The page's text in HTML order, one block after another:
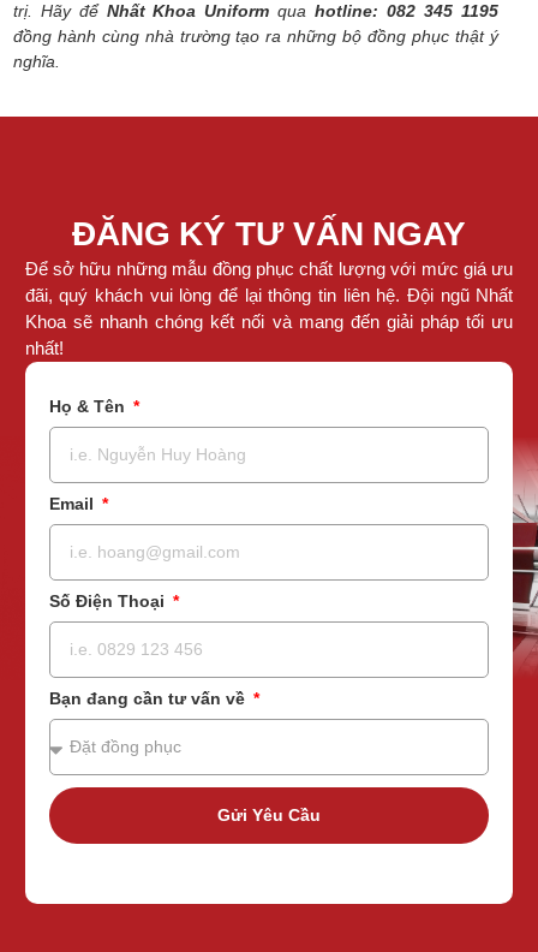
trị. Hãy để Nhất Khoa Uniform quahotline: 082 345 1195
đồng hành cùng nhà trường tạo ra những bộ đồng phục thật ý
nghĩa.
ĐĂNG KÝ TƯ VẤN NGAY
Để sở hữu những mẫu đồng phục chất lượng với mức giá ưu
đãi, quý khách vui lòng để lại thông tin liên hệ. Đội ngũ Nhất
Khoa sẽ nhanh chóng kết nối và mang đến giải pháp tối ưu
nhất!
Họ & Tên
Email
Số Điện Thoại
Bạn đang cần tư vấn về
Gửi Yêu Cầu